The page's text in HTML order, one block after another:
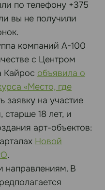
по телефону +375
вы не получили
компаний А-100
с Центром
Кайрос объявила о
«Место, где
заявку на участие
18 лет, и
арт-объектов:
Новой
.
направлениям. В